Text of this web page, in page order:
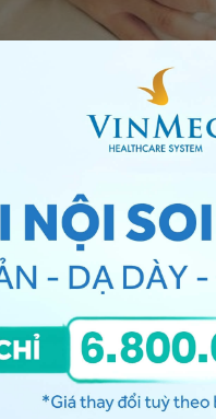
thước polyp đại tràng người
thuộc vào loại polyp,
vì loại này thường
polyp không nhiều,